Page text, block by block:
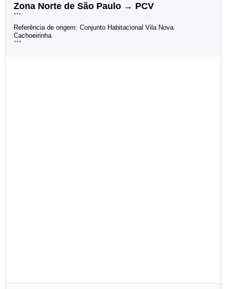
Zona Norte de São Paulo → PCV
```
Referência de origem: Conjunto Habitacional Vila Nova
Cachoeirinha
```